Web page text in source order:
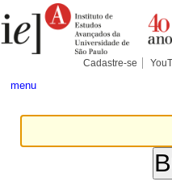
para
conteúdo.
Pessoais
Cadastre-se
menu